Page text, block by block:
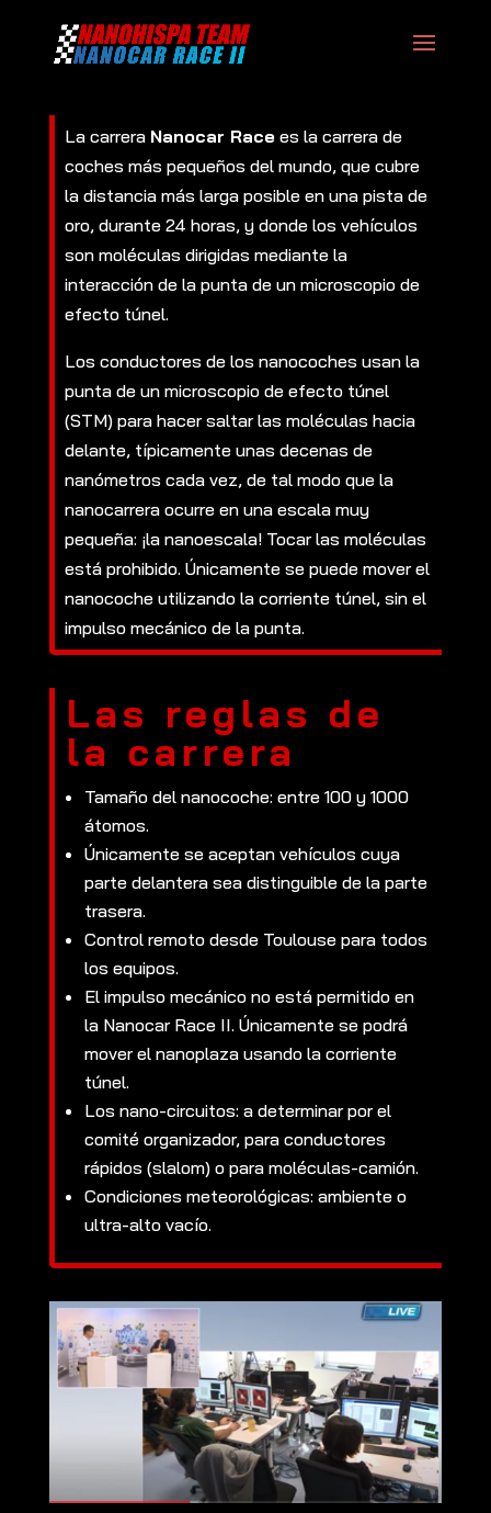
La carrera Nanocar Racees la carrera de
coches más pequeños del mundo, que cubre
la distancia más larga posible en una pista de
oro, durante 24 horas, y donde los vehículos
son moléculas dirigidas mediante la
interacción de la punta de un microscopio de
efecto túnel.
Los conductores de los nanocoches usan la
punta de un microscopio de efecto túnel
(STM) para hacer saltar las moléculas hacia
delante, típicamente unas decenas de
nanómetros cada vez, de tal modo que la
nanocarrera ocurre en una escala muy
pequeña: ¡la nanoescala! Tocar las moléculas
está prohibido. Únicamente se puede mover el
nanocoche utilizando la corriente túnel, sin el
impulso mecánico de la punta.
Las reglas de
la carrera
Tamaño del nanocoche: entre 100 y 1000
átomos.
Únicamente se aceptan vehículos cuya
parte delantera sea distinguible de la parte
trasera.
Control remoto desde Toulouse para todos
los equipos.
El impulso mecánico no está permitido en
la Nanocar Race II. Únicamente se podrá
mover el nanoplaza usando la corriente
túnel.
Los nano-circuitos: a determinar por el
comité organizador, para conductores
rápidos (slalom) o para moléculas-camión.
Condiciones meteorológicas: ambiente o
ultra-alto vacío.